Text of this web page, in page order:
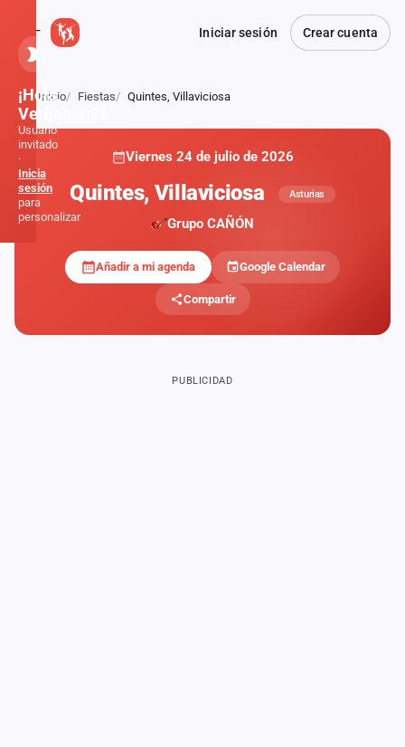
Iniciar sesión Crear cuenta
Atrás
Inicio Fiestas Quintes, Villaviciosa
Viernes 24 de julio de 2026
Quintes, Villaviciosa Asturias
Grupo CAÑÓN
Añadir a mi agenda Google Calendar
Compartir
PUBLICIDAD
¡Hola,
Verbener@!
Usuario
invitado
·
Inicia
sesión
para
personalizar